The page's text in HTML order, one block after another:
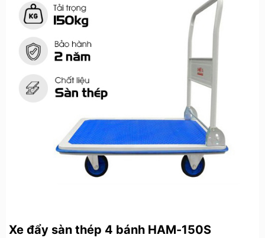
Xe đẩy sàn thép 4 bánh HAM-150S